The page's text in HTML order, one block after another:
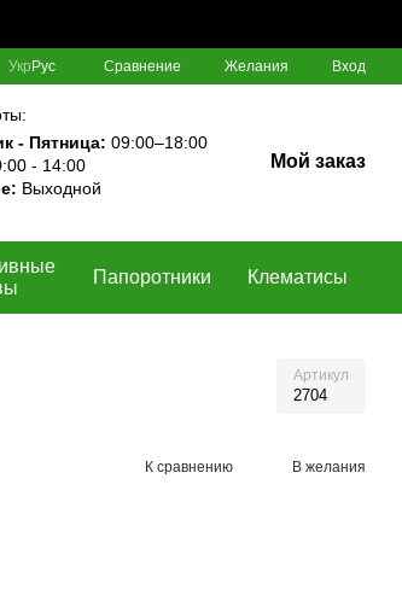
Укр Рус Сравнение Желания Вход
- Пятница: 09:00–18:00
- 14:00
Выходной
Мой заказ
Папоротники Клематисы
Артикул
2704
К сравнению В желания